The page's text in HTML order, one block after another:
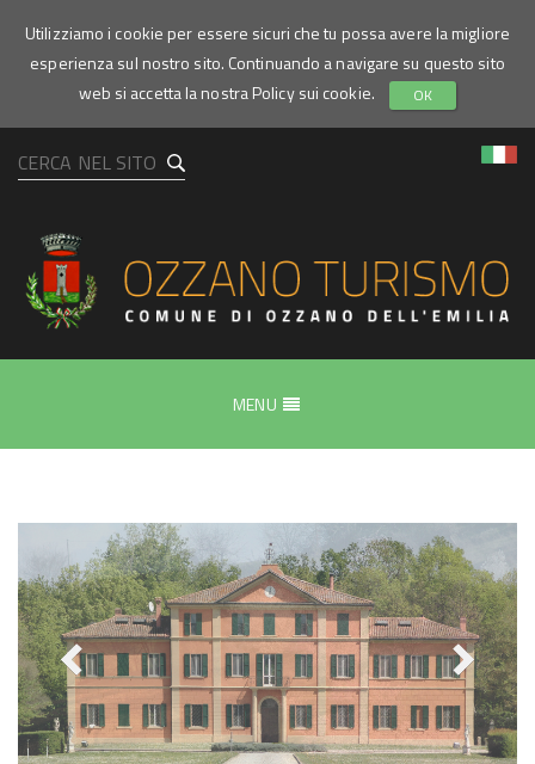
Utilizziamo i cookie per essere sicuri che tu possa avere la migliore
esperienza sul nostro sito. Continuando a navigare su questo sito
web si accetta la nostra Policy sui cookie.
OK
Home
page
MENU